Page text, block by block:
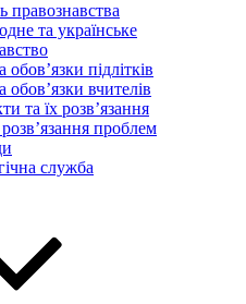
правознавства
та українське
обов’язки підлітків
обов’язки вчителів
та їх розв’язання
розв’язання проблем
служба